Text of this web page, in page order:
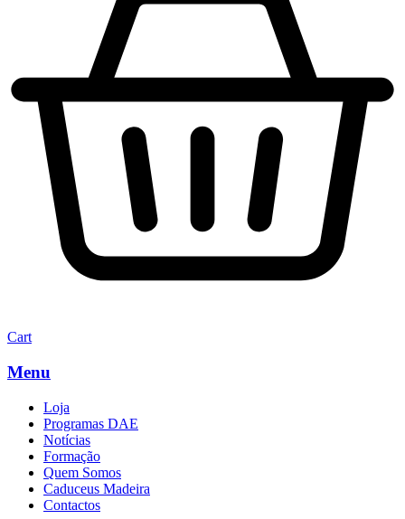
Cart
Menu
Loja
Programas DAE
Notícias
Formação
Quem Somos
Caduceus Madeira
Contactos